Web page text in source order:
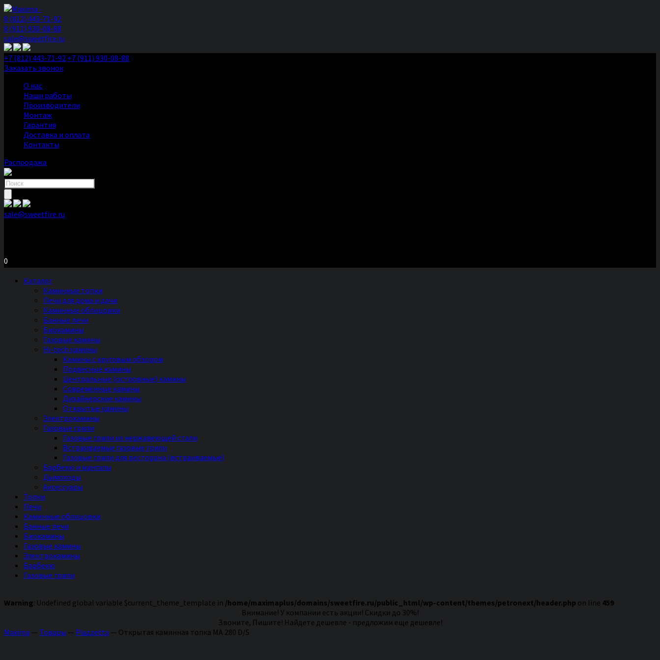
8 (812) 443-71-92
8 (911) 930-08-88
sale@sweetfire.ru
+7 (812) 443-71-92 +7 (911) 930-08-88
Заказать звонок
О нас
Наши работы
Производители
Монтаж
Гарантия
Доставка и оплата
Контакты
Распродажа
Поиск
товаров
sale@sweetfire.ru
0
Каталог
Каминные топки
Печи для дома и дачи
Каминные облицовки
Банные печи
Биокамины
Газовые камины
Hi-tech камины
Камины с круговым обзором
Подвесные камины
Центральные (островные) камины
Современные камины
Дизайнерские камины
Открытые камины
Электрокамины
Газовые грили
Газовые грили из нержавеющей стали
Встраиваемые газовые грили
Газовые грили для ресторана (встраиваемые)
Барбекю и мангалы
Дымоходы
Аксессуары
Топки
Печи
Каминные облицовки
Банные печи
Биокамины
Газовые камины
Электрокамины
Барбекю
Газовые грили
Warning: Undefined global variable $current_theme_template in /home/maximaplus/domains/sweetfire.ru/public_html/wp-content/themes/petronext/header.php on line 459
Внимание! У компании есть акции! Скидки до 30%!
Звоните, Пишите! Найдете дешевле - предложим еще дешевле!
Maxima — Товары — Piazzetta — Открытая каминная топка MA 280 D/S